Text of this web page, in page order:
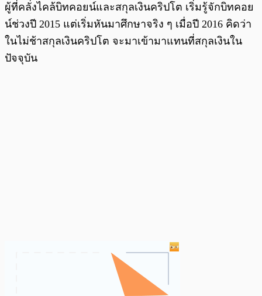
ผู้ที่คลั่งไคล้บิทคอยน์และสกุลเงินคริปโต เริ่มรู้จักบิทคอย
น์ช่วงปี 2015 แต่เริ่มหันมาศึกษาจริง ๆ เมื่อปี 2016 คิดว่า
ในไม่ช้าสกุลเงินคริปโต จะมาเข้ามาแทนที่สกุลเงินใน
ปัจจุบัน